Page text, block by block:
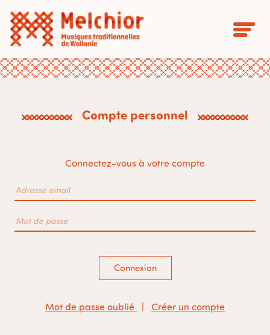
Compte personnel
Connectez-vous à votre compte
Connexion
Mot de passe oublié Créer un compte